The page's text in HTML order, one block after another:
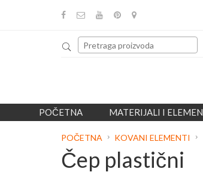
POČETNA MATERIJALI I
POČETNA KOVANI ELEMENTI
Čep plastični